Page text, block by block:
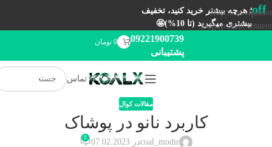
Skip to navigation
Skip to main content
off؛ هرچه بیشتر خرید کنید، تخفیف
بیشتری میگیرید (تا 10%)🤩
09221900739
پشتیبانی
0 تومان
تماس
مقالات کوال
کاربرد نانو در پوشاک
coal_modirدر 07.02.2023 0